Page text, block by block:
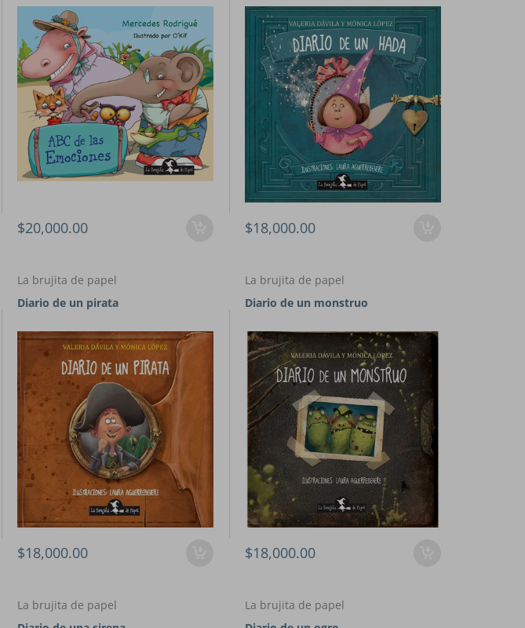
$20,000.00 $18,000.00
La brujita de papel
Diario de un pirata
$18,000.00
La brujita de papel
Diario de un monstruo
$18,000.00
La brujita de papel
La brujita de papel